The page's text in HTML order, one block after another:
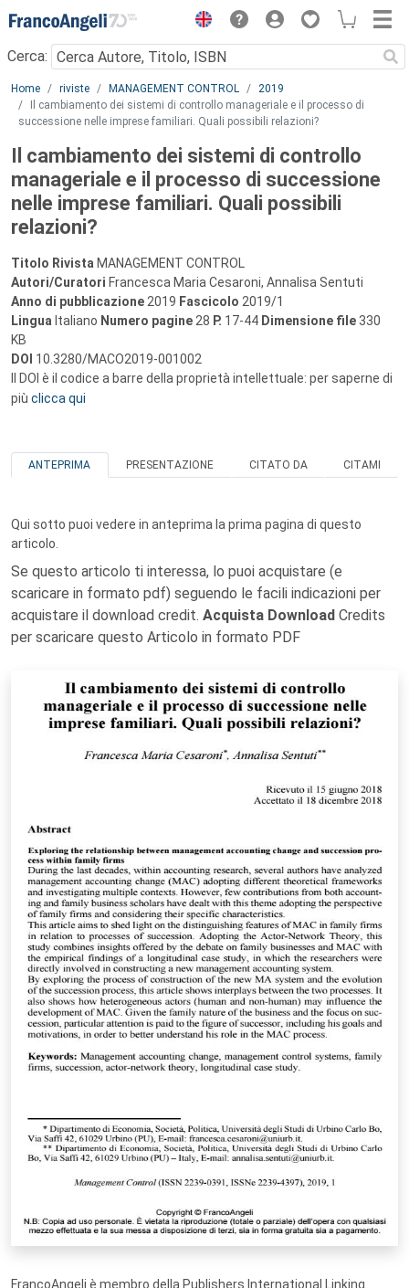
Menu
Cerca:
Main content
Home riviste MANAGEMENT CONTROL
2019
Il cambiamento dei sistemi di controllo manageriale e il processo di
successione nelle imprese familiari. Quali possibili relazioni?
Il cambiamento dei sistemi di controllo
manageriale e il processo di successione
nelle imprese familiari. Quali possibili
relazioni?
Titolo Rivista MANAGEMENT CONTROL
Autori/Curatori Francesca Maria Cesaroni, Annalisa Sentuti
Anno di pubblicazione 2019 Fascicolo 2019/1
Lingua Italiano Numero pagine 28 P. 17-44 Dimensione file 330
KB
DOI 10.3280/MACO2019-001002
Il DOI è il codice a barre della proprietà intellettuale: per saperne di
più clicca qui
ANTEPRIMA PRESENTAZIONE CITATO DA CITAMI
Qui sotto puoi vedere in anteprima la prima pagina di questo
articolo.
Se questo articolo ti interessa, lo puoi acquistare (e
scaricare in formato pdf) seguendo le facili indicazioni per
acquistare il download credit. Acquista Download Credits
per scaricare questo Articolo in formato PDF
FrancoAngeli è membro della Publishers International Linking